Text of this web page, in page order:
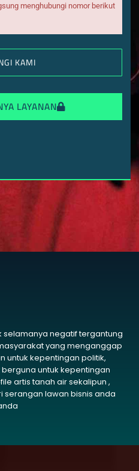
menghubungi nomor berikut
KAMI
LAYANAN
selamanya negatif tergantung
yang menganggap
untuk kepentingan politik,
untuk kepentingan
artis tanah air sekalipun ,
lawan bisnis anda